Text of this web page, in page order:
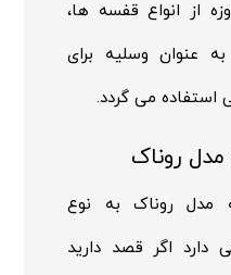
از انواع قفسه ها،
عنوان وسلیه برای
استفاده می گردد.
مدل روناک
مدل روناک به نوع
دارد اگر قصد دارید